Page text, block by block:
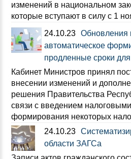
изменений в национальном
которые вступают в силу с 1
24.10.23 Обновления
автоматическое
продленные сроки
Кабинет Министров принял
внесении изменений и
решения Правительства
связи с введением
формирования некоторых
24.10.23
области ЗАГСа